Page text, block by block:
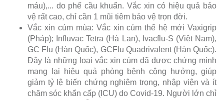
máu),... do phế cầu khuẩn. Vắc xin có hiệu quả bảo
vệ rất cao, chỉ cần 1 mũi tiêm bảo vệ trọn đời.
Vắc xin cúm mùa: Vắc xin cúm thế hệ mới Vaxigrip
(Pháp); Influvac Tetra (Hà Lan), Ivacflu-S (Việt Nam),
GC Flu (Hàn Quốc), GCFlu Quadrivalent (Hàn Quốc).
Đây là những loại vắc xin cúm đã được chứng minh
mang lại hiệu quả phòng bệnh cộng hưởng, giúp
giảm tỷ lệ biến chứng nghiêm trọng, nhập viện và ít
chăm sóc khẩn cấp (ICU) do Covid-19. Người lớn chỉ